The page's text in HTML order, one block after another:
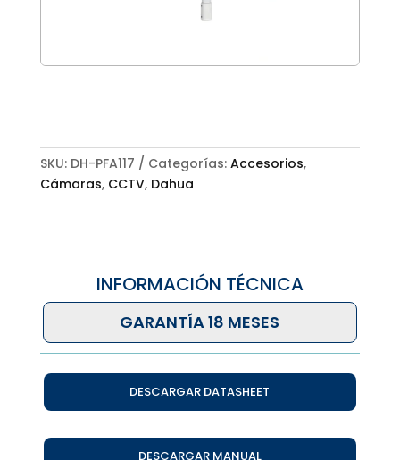
SKU: DH-PFA117 Categorías: Accesorios,
Cámaras, CCTV, Dahua
INFORMACIÓN TÉCNICA
GARANTÍA 18 MESES
DESCARGAR DATASHEET
DESCARGAR MANUAL